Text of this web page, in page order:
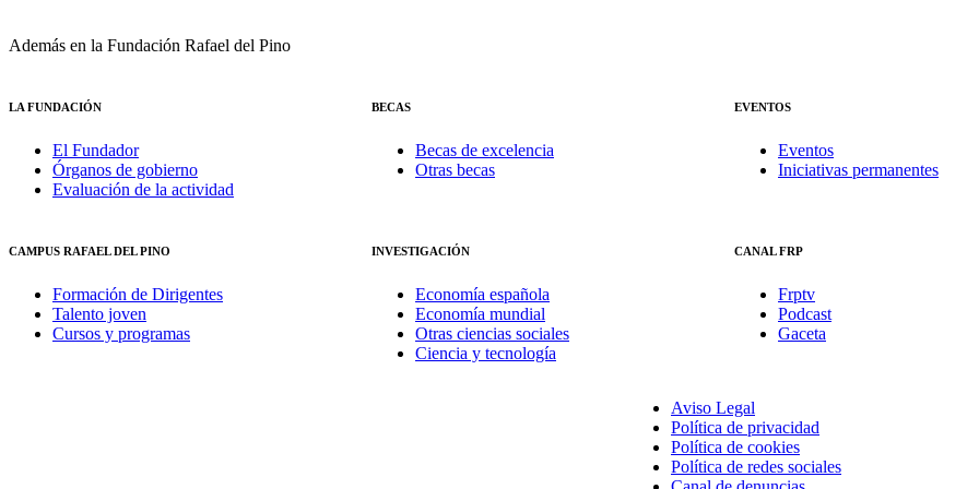
Además en la Fundación Rafael del Pino
LA FUNDACIÓN
El Fundador
Órganos de gobierno
Evaluación de la actividad
BECAS
Becas de excelencia
Otras becas
EVENTOS
Eventos
Iniciativas permanentes
CAMPUS RAFAEL DEL PINO
Formación de Dirigentes
Talento joven
Cursos y programas
INVESTIGACIÓN
Economía española
Economía mundial
Otras ciencias sociales
Ciencia y tecnología
CANAL FRP
Frptv
Podcast
Gaceta
Aviso Legal
Política de privacidad
Política de cookies
Política de redes sociales